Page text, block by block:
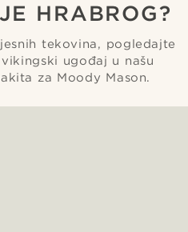
HRABROG?
tekovina, pogledajte
ugođaj u našu
za Moody Mason.